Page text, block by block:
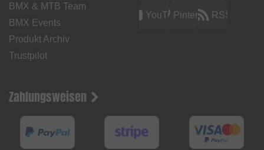
BMX & MTB Team
BMX Events
Produkt Archiv
Trustpilot
YouTubePinterest RSS
Zahlungsweisen